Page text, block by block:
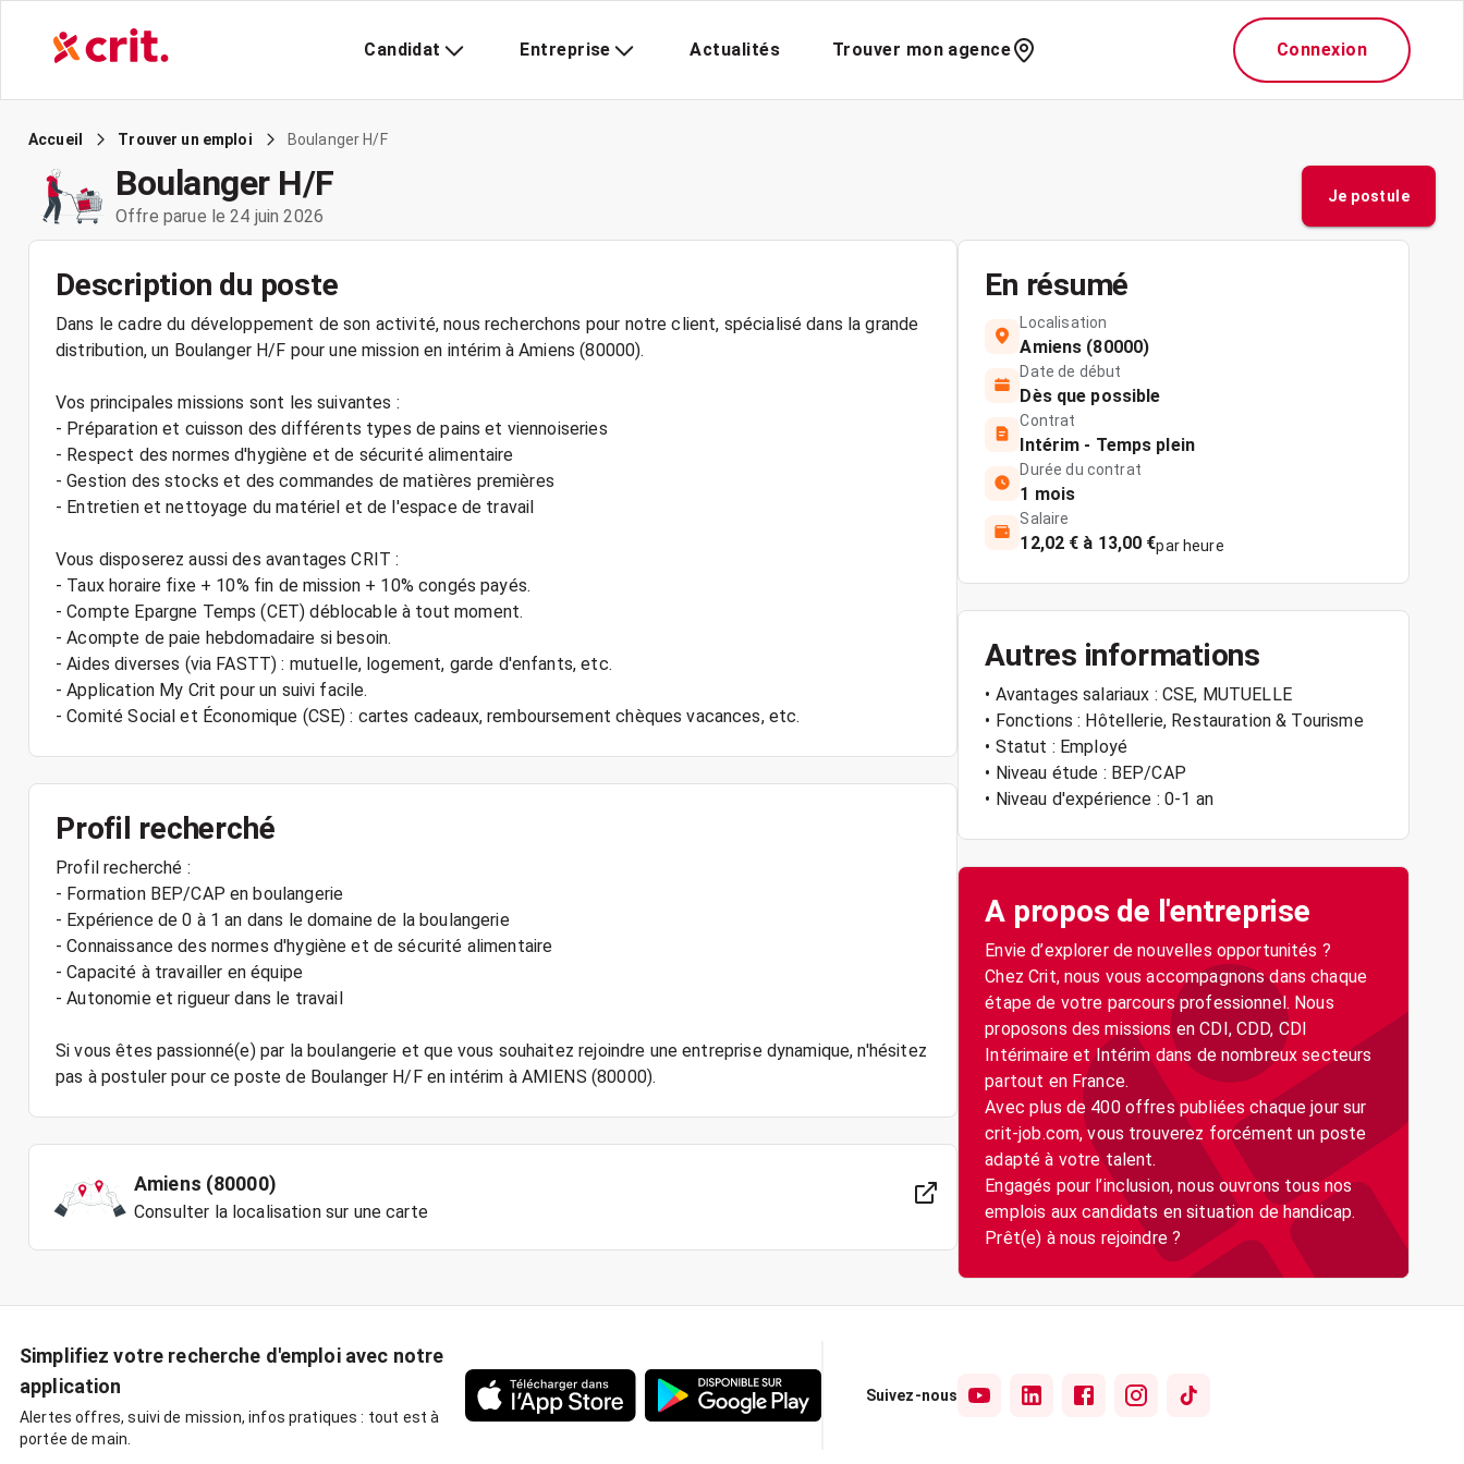
Candidat Entreprise Actualités Trouver mon agence Connexion
Accueil Trouver un emploi Boulanger H/F
Boulanger H/F
Offre parue le 24 juin 2026
Je postule
Description du poste
Dans le cadre du développement de son activité, nous recherchons pour notre client, spécialisé dans la grande
distribution, un Boulanger H/F pour une mission en intérim à Amiens (80000).
Vos principales missions sont les suivantes :
- Préparation et cuisson des différents types de pains et viennoiseries
- Respect des normes d'hygiène et de sécurité alimentaire
- Gestion des stocks et des commandes de matières premières
- Entretien et nettoyage du matériel et de l'espace de travail
Vous disposerez aussi des avantages CRIT :
- Taux horaire fixe + 10% fin de mission + 10% congés payés.
- Compte Epargne Temps (CET) déblocable à tout moment.
- Acompte de paie hebdomadaire si besoin.
- Aides diverses (via FASTT) : mutuelle, logement, garde d'enfants, etc.
- Application My Crit pour un suivi facile.
Profil recherché
Profil recherché :
- Formation BEP/CAP en boulangerie
- Expérience de 0 à 1 an dans le domaine de la boulangerie
- Connaissance des normes d'hygiène et de sécurité alimentaire
- Capacité à travailler en équipe
- Autonomie et rigueur dans le travail
Si vous êtes passionné(e) par la boulangerie et que vous souhaitez rejoindre une entreprise dynamique, n'hésitez
Amiens (80000)
Consulter la localisation sur une carte
En résumé
Localisation
Amiens (80000)
Date de début
Dès que possible
Contrat
Intérim - Temps plein
Durée du contrat
1 mois
Salaire
12,02 € à 13,00 €par heure
Autres informations
• Avantages salariaux : CSE, MUTUELLE
• Fonctions : Hôtellerie, Restauration & Tourisme
• Statut : Employé
• Niveau étude : BEP/CAP
• Niveau d'expérience : 0-1 an
A propos de l'entreprise
Envie d’explorer de nouvelles opportunités ?
Chez Crit, nous vous accompagnons dans chaque
étape de votre parcours professionnel. Nous
proposons des missions en CDI, CDD, CDI
Intérimaire et Intérim dans de nombreux secteurs
partout en France.
Avec plus de 400 offres publiées chaque jour sur
crit-job.com, vous trouverez forcément un poste
adapté à votre talent.
Engagés pour l’inclusion, nous ouvrons tous nos
emplois aux candidats en situation de handicap.
Simplifiez votre recherche d'emploi avec notre
application
Alertes offres, suivi de mission, infos pratiques : tout est à
portée de main.
Suivez-nous